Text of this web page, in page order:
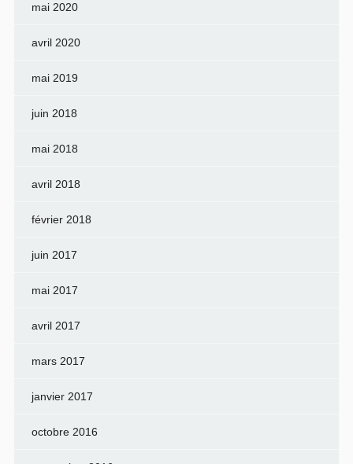
mai 2020
avril 2020
mai 2019
juin 2018
mai 2018
avril 2018
février 2018
juin 2017
mai 2017
avril 2017
mars 2017
janvier 2017
octobre 2016